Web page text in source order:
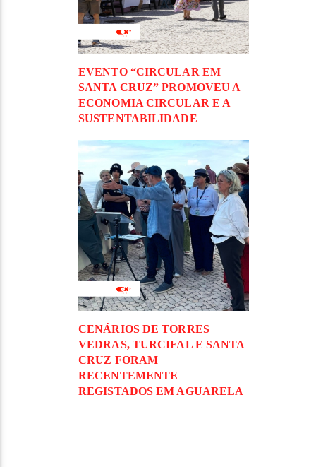
EVENTO “CIRCULAR EM
SANTA CRUZ” PROMOVEU A
ECONOMIA CIRCULAR E A
SUSTENTABILIDADE
CENÁRIOS DE TORRES
VEDRAS, TURCIFAL E SANTA
CRUZ FORAM
RECENTEMENTE
REGISTADOS EM AGUARELA